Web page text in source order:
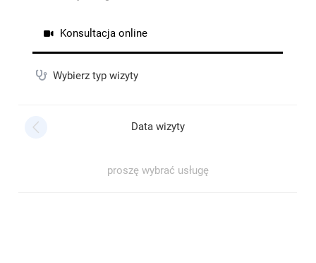
stanu zdrowia .
Halina Grudzień•2025-03-13
Mam przyjemność być pacjentką Pani Dr. Kamila
Denko. Pani dr. ma indywidualne podejście do
Polecam
Bardzo polecam wizyty u Pani doktor. Jest niezwykle
zaangażowana i empatyczna. Wzbudza zaufanie,